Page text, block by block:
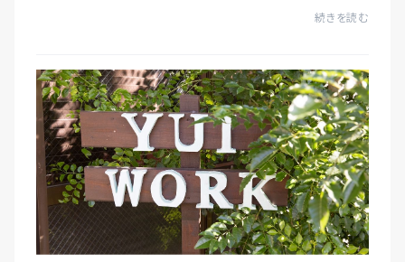
場所草加市物産・観光情報センター多目的スペース（草加
続きを読む